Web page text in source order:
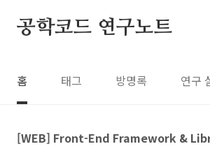
공학코드 연구노트
홈 태그 방명록 연구
[WEB] Front-End Framework &